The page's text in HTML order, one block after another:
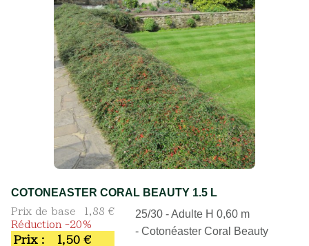
COTONEASTER CORAL BEAUTY 1.5 L
Prix de base
1,88 €
Réduction -20%
Prix : 1,50 €
25/30 - Adulte H 0,60 m
- Cotonéaster Coral Beauty